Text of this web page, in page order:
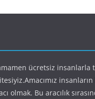
ücretsiz insanlarla
olmak. Bu aracılık